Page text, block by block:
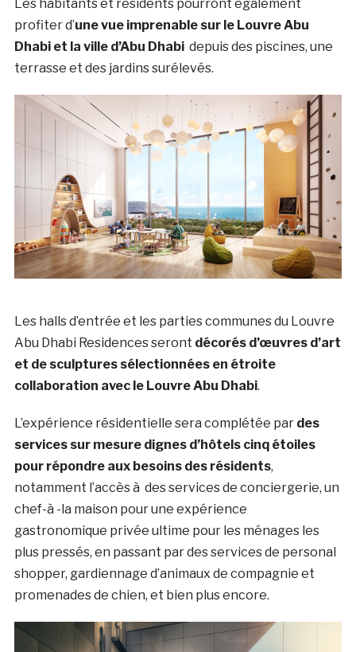
Les habitants et résidents pourront également
profiter d’une vue imprenable sur le Louvre Abu
Dhabi et la ville d’Abu Dhabidepuis des piscines, une
terrasse et des jardins surélevés.
Les halls d’entrée et les parties communes du Louvre
Abu Dhabi Residences seront décorés d’œuvres d’art
et de sculptures sélectionnées en étroite
collaboration avec le Louvre Abu Dhabi.
L’expérience résidentielle sera complétée par des
services sur mesure dignes d’hôtels cinq étoiles
pour répondre aux besoins des résidents,
notamment l’accès à des services de conciergerie, un
chef-à -la maison pour une expérience
gastronomique privée ultime pour les ménages les
plus pressés, en passant par des services de personal
shopper, gardiennage d’animaux de compagnie et
promenades de chien, et bien plus encore.